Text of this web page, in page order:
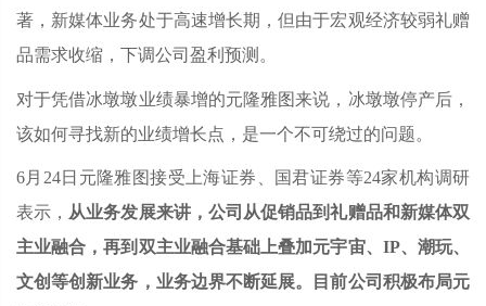
著，新媒体业务处于高速增长期，但由于宏观经济较弱礼赠
品需求收缩，下调公司盈利预测。
对于凭借冰墩墩业绩暴增的元隆雅图来说，冰墩墩停产后，
该如何寻找新的业绩增长点，是一个不可绕过的问题。
6月24日元隆雅图接受上海证券、国君证券等24家机构调研
表示， 从业务发展来讲，公司从促销品到礼赠品和新媒体双
主业融合，再到双主业融合基础上叠加元宇宙、IP、潮玩、
文创等创新业务，业务边界不断延展。目前公司积极布局元